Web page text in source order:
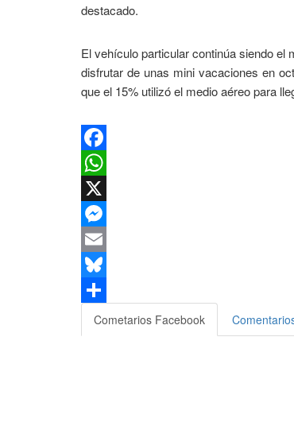
destacado.
El vehículo particular continúa siendo el
disfrutar de unas mini vacaciones en
que el 15% utilizó el medio aéreo para
Facebook
WhatsApp
X
Messenger
Email
Bluesky
Compartir
Cometarios Facebook